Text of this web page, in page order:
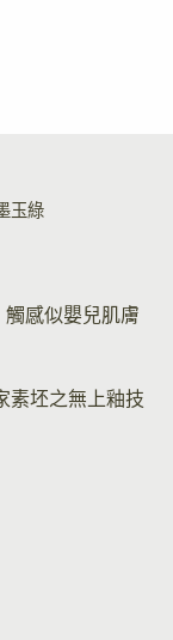
玉綠
感似嬰兒肌膚
素坯之無上釉技